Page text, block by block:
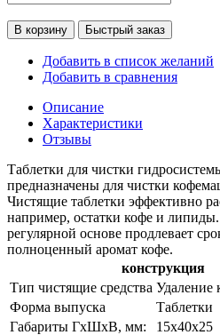
В корзину Быстрый заказ
Добавить в список желаний
Добавить в сравнения
Описание
Характеристики
Отзывы
Таблетки для чистки
предназначены для чистки
Чистящие таблетки эффективно
например, остатки кофе и
регулярной основе продлевает
полноценный аромат кофе.
конструкция
Тип чистящие средства Удаление
Форма выпуска
Таблетки
Габариты ГхШхВ, мм:
15х40х25